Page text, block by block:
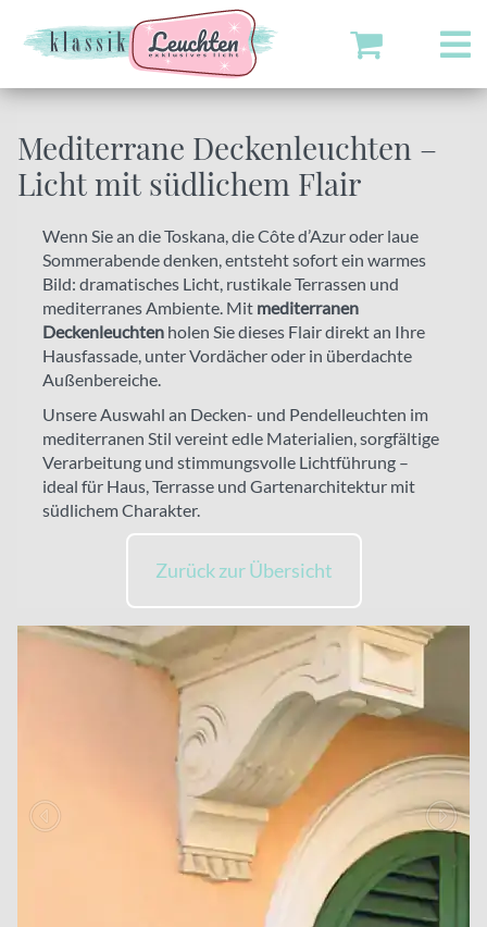
Mediterrane Deckenleuchten –
Licht mit südlichem Flair
Wenn Sie an die Toskana, die Côte d’Azur oder laue
Sommerabende denken, entsteht sofort ein warmes
Bild: dramatisches Licht, rustikale Terrassen und
mediterranes Ambiente. Mit mediterranen
Deckenleuchten holen Sie dieses Flair direkt an Ihre
Hausfassade, unter Vordächer oder in überdachte
Außenbereiche.
Unsere Auswahl an Decken- und Pendelleuchten im
mediterranen Stil vereint edle Materialien, sorgfältige
Verarbeitung und stimmungsvolle Lichtführung –
ideal für Haus, Terrasse und Gartenarchitektur mit
südlichem Charakter.
Zurück zur Übersicht